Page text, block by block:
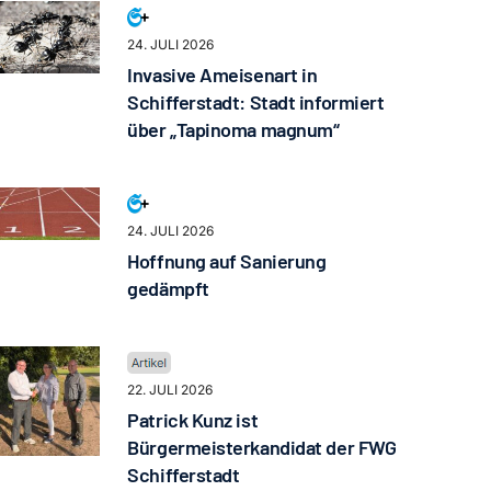
24. JULI 2026
Invasive Ameisenart in
Schifferstadt: Stadt informiert
über „Tapinoma magnum“
24. JULI 2026
Hoffnung auf Sanierung
gedämpft
22. JULI 2026
Patrick Kunz ist
Bürgermeisterkandidat der FWG
Schifferstadt